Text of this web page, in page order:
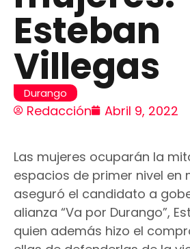
Esteban
Villegas
Durango
Redacción Abril 9, 2022
Las mujeres ocuparán la
espacios de primer nivel en
aseguró el candidato a
alianza “Va por Durango”,
quien además hizo el